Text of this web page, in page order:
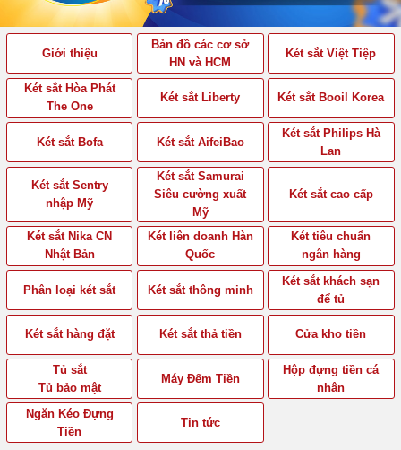
Giới thiệu
Bản đồ các cơ sở
HN và HCM
Két sắt Việt Tiệp
Két sắt Hòa Phát
The One
Két sắt Liberty Két sắt Booil Korea
Két sắt Bofa Két sắt AifeiBao
Két sắt Philips Hà
Lan
Két sắt Sentry
nhập Mỹ
Két sắt Samurai
Siêu cường xuất
Mỹ
Két sắt cao cấp
Két sắt Nika CN
Nhật Bản
Két liên doanh Hàn
Quốc
Két tiêu chuẩn
ngân hàng
Phân loại két sắt Két sắt thông minh
Két sắt khách sạn
để tủ
Két sắt hàng đặt Két sắt thả tiền Cửa kho tiền
Tủ sắt
Tủ bảo mật
Máy Đếm Tiền
Hộp đựng tiền cá
nhân
Ngăn Kéo Đựng
Tiền
Tin tức